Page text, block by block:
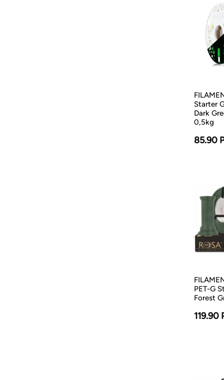
Starter
Dark
0,5kg
85.90
PET-G
Forest
119.90